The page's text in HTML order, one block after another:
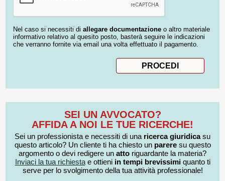
Nel caso si necessiti di allegare documentazione o altro materiale
informativo relativo al quesito posto, basterà seguire le indicazioni
che verranno fornite via email una volta effettuato il pagamento.
SEI UN AVVOCATO?
AFFIDA A NOI LE TUE RICERCHE!
Sei un professionista e necessiti di una ricerca giuridicasu
questo articolo? Un cliente ti ha chiesto un pareresu questo
argomento o devi redigere un atto riguardante la materia?
Inviaci la tua richiestae ottieni in tempi brevissimiquanto ti
serve per lo svolgimento della tua attività professionale!